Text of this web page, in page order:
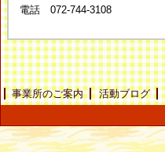
電話 072-744-3108
事業所のご案内 活動ブログ